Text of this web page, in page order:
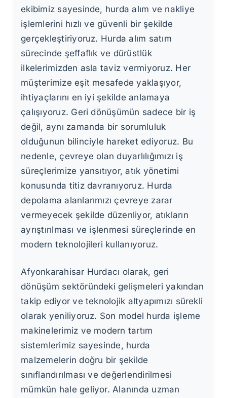
ekibimiz sayesinde, hurda alım ve nakliye
işlemlerini hızlı ve güvenli bir şekilde
gerçekleştiriyoruz. Hurda alım satım
sürecinde şeffaflık ve dürüstlük
ilkelerimizden asla taviz vermiyoruz. Her
müşterimize eşit mesafede yaklaşıyor,
ihtiyaçlarını en iyi şekilde anlamaya
çalışıyoruz. Geri dönüşümün sadece bir iş
değil, aynı zamanda bir sorumluluk
olduğunun bilinciyle hareket ediyoruz. Bu
nedenle, çevreye olan duyarlılığımızı iş
süreçlerimize yansıtıyor, atık yönetimi
konusunda titiz davranıyoruz. Hurda
depolama alanlarımızı çevreye zarar
vermeyecek şekilde düzenliyor, atıkların
ayrıştırılması ve işlenmesi süreçlerinde en
modern teknolojileri kullanıyoruz.
Afyonkarahisar Hurdacı olarak, geri
dönüşüm sektöründeki gelişmeleri yakından
takip ediyor ve teknolojik altyapımızı sürekli
olarak yeniliyoruz. Son model hurda işleme
makinelerimiz ve modern tartım
sistemlerimiz sayesinde, hurda
malzemelerin doğru bir şekilde
sınıflandırılması ve değerlendirilmesi
mümkün hale geliyor. Alanında uzman